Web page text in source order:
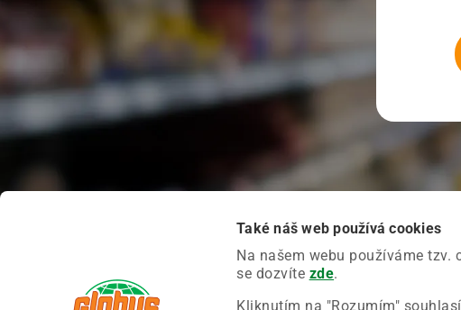
Také náš web používá cookies
Na našem webu používáme
se dozvíte zde.
Kliknutím na "Rozumím"